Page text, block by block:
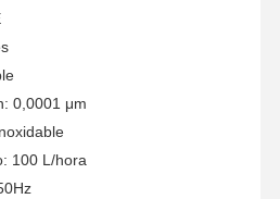
de agua industrial
agua
del agua
de purificación de agua
0,0001 μm
100 L/hora